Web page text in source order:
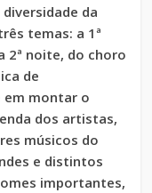
da
temas: a 1ª
2ª noite, do choro
de
em montar o
dos artistas,
músicos do
e distintos
importantes,